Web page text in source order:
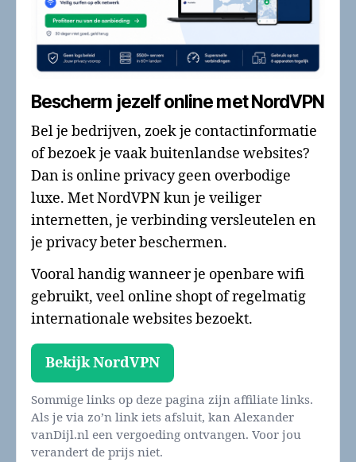
Bescherm jezelf online met NordVPN
Bel je bedrijven, zoek je contactinformatie
of bezoek je vaak buitenlandse websites?
Dan is online privacy geen overbodige
luxe. Met NordVPN kun je veiliger
internetten, je verbinding versleutelen en
je privacy beter beschermen.
Vooral handig wanneer je openbare wifi
gebruikt, veel online shopt of regelmatig
internationale websites bezoekt.
Bekijk NordVPN
Sommige links op deze pagina zijn affiliate links.
Als je via zo’n link iets afsluit, kan Alexander
vanDijl.nl een vergoeding ontvangen. Voor jou
verandert de prijs niet.